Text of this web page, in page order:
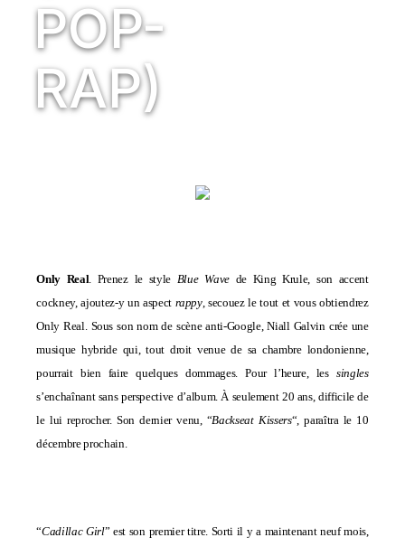
POP-
RAP)
Only Real. Prenez le style Blue Wave de King Krule, son accent
cockney, ajoutez-y un aspect rappy, secouez le tout et vous obtiendrez
Only Real. Sous son nom de scène anti-Google, Niall Galvin crée une
musique hybride qui, tout droit venue de sa chambre londonienne,
pourrait bien faire quelques dommages. Pour l’heure, lessingles
s’enchaînant sans perspective d’album. À seulement 20 ans, difficile de
le lui reprocher. Son dernier venu, “Backseat Kissers“, paraîtra le 10
décembre prochain.
“Cadillac Girl” est son premier titre. Sorti il y a maintenant neuf mois,